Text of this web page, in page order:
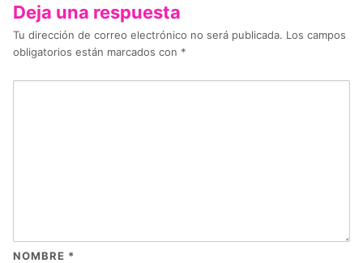
Deja una respuesta
Tu dirección de correo electrónico no será publicada. Los campos
obligatorios están marcados con *
NOMBRE *